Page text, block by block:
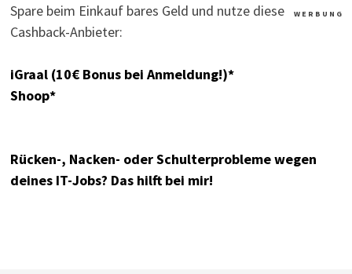
W E R B U N G
Spare beim Einkauf bares Geld und nutze diese
Cashback-Anbieter:
iGraal (10€ Bonus bei Anmeldung!)*
Shoop*
Rücken-, Nacken- oder Schulterprobleme wegen
deines IT-Jobs? Das hilft bei mir!